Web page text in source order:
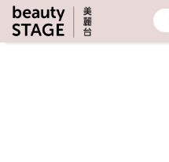
首頁/ 彩妝 /